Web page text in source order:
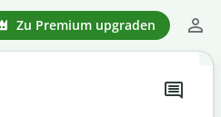
Zu Premium upgraden